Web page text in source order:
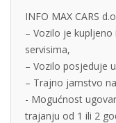
INFO MAX CARS
– Vozilo je
servisima,
– Vozilo posjeduje
– Trajno jamstvo
- Mogućnost
trajanju od 1 ili 2